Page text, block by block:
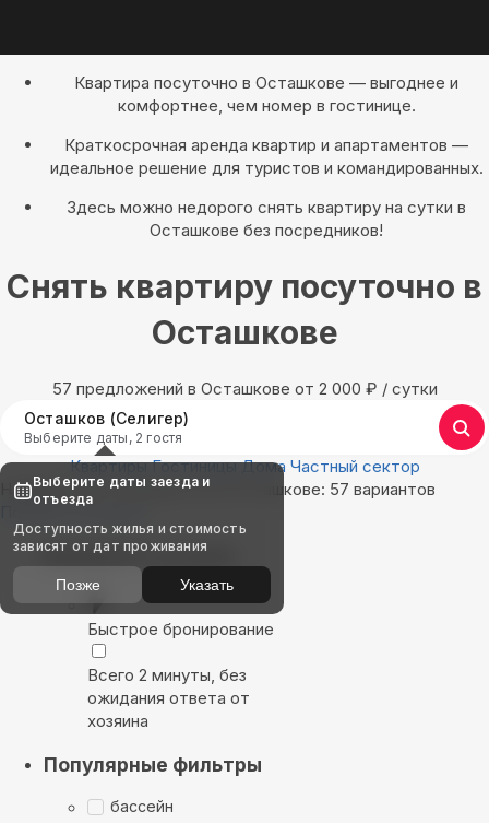
Квартира посуточно в Осташкове — выгоднее и
комфортнее, чем номер в гостинице.
Краткосрочная аренда квартир и апартаментов —
идеальное решение для туристов и командированных.
Здесь можно недорого снять квартиру на сутки в
Осташкове без посредников!
Снять квартиру посуточно в
Осташкове
57 предложений в Осташкове oт 2 000 ₽ / сутки
Осташков (Селигер)
Выберите даты, 2 гостя
Квартиры Гостиницы Дома Частный сектор
Найдём, где остановиться в Осташкове: 57 вариантов
Показать на карте
Выбирайте лучшее
Быстрое бронирование
Всего 2 минуты, без
ожидания ответа от
хозяина
Популярные фильтры
бассейн
Выберите даты заезда и
отъезда
Доступность жилья и стоимость
зависят от дат проживания
Позже Указать